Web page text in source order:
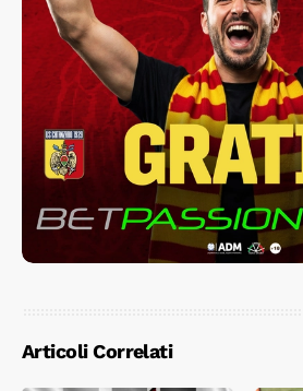
Articoli Correlati